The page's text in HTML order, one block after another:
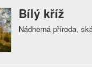
Bílý kříž
Nádherná příroda,